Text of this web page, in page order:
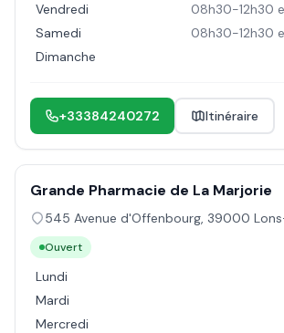
Vendredi
08h30-12h30
Samedi
08h30-12h30
Dimanche
+33384240272 Itinéraire
Grande Pharmacie de La Marjorie
545 Avenue d'Offenbourg, 39000
Ouvert
Lundi
Mardi
Mercredi